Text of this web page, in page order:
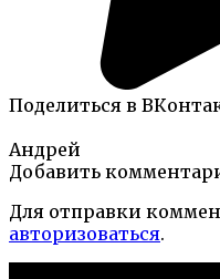
Поделиться в
Андрей
Добавить
Для отправки
авторизоваться.